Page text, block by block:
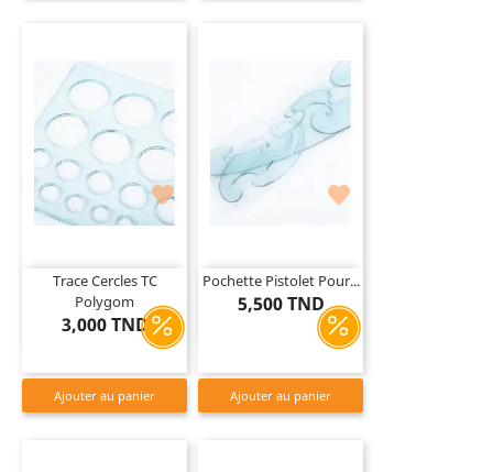

Trace Cercles TC
Polygom
3,000 TND
Ajouter au panier

Pochette Pistolet Pour...
5,500 TND
Ajouter au panier